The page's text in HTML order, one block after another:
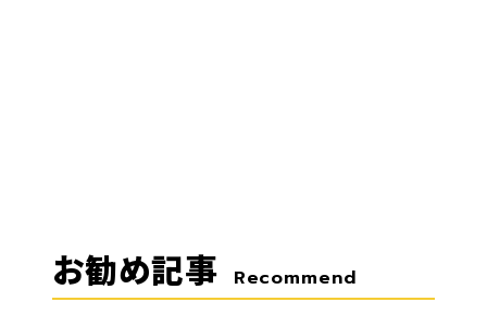
お勧め記事 Recommend